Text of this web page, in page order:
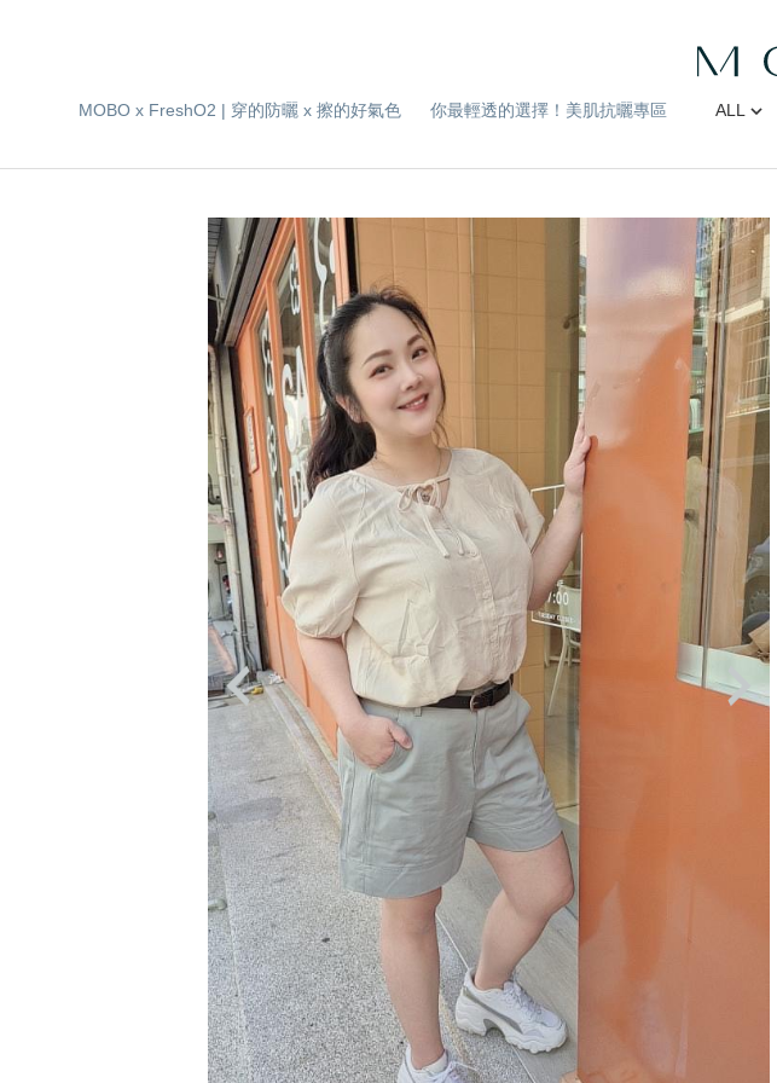
MOBO x FreshO2 | 穿的防曬 x 擦的好氣色 你最輕透的選擇！美肌抗曬專區 ALL